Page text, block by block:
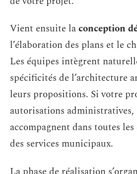
Vient ensuite laconception
l’élaboration des plans et le
Les équipes intègrent
spécificités de l’architecture
leurs propositions. Si votre
autorisations administratives,
accompagnent dans toutes
des services municipaux.